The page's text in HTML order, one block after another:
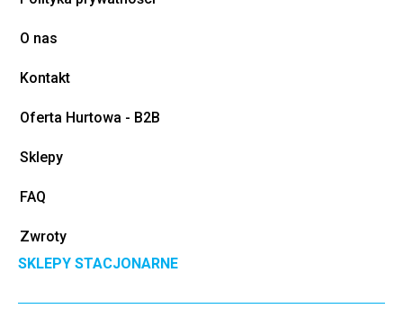
O nas
Kontakt
Oferta Hurtowa - B2B
Sklepy
FAQ
Zwroty
SKLEPY STACJONARNE